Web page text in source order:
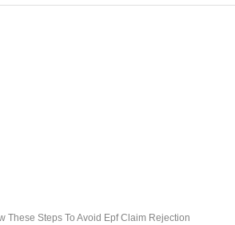
These Steps To Avoid Epf Claim Rejection